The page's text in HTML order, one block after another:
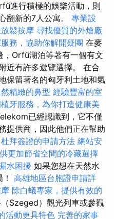
進行積極的娛樂活動，則
翻新的7人公寓。 專業設
鬆按摩 尋找優質的外燴廠
務，協助你解開疑團 在麥
Orfű湖泊等著有一個有文
近有許多遊覽選擇。 在合
保留著名的匈牙利土地和氣
精緻的鼻型 經驗豐富的室
牙服務，為你打造健康美
已經認識到，它不僅
提供商，因此他們正在幫助
杜拜簽證的申請方法 網站安
更加節省空間的冷藏選擇
水困擾 如果您想在天然水
高雄地區台胞證申請詳
除白蟻專家，提供有效的
Szeged）觀光列車或參觀
活動更具特色 完善的家事